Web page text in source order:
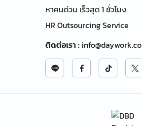
หาคนด่วน เร็วสุด 1 ชั่วโมง
HR Outsourcing Service
ติดต่อเรา:info@daywork.co